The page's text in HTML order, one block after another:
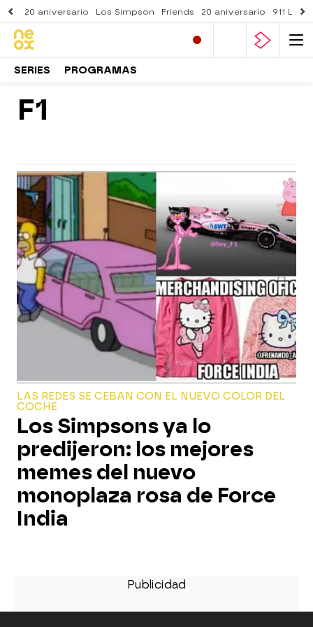
20 aniversario Los Simpson Friends 20 aniversario 911
SERIES PROGRAMAS
F1
LAS REDES SE CEBAN CON EL NUEVO COLOR DEL
COCHE
Los Simpsons ya lo
predijeron: los mejores
memes del nuevo
monoplaza rosa de Force
India